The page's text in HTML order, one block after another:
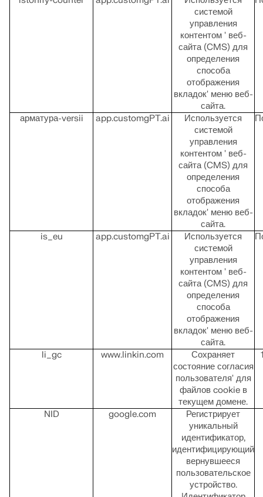
системой
управления
контентом ' веб-
сайта (CMS) для
определения
способа
отображения
вкладок' меню веб-
сайта.
арматура-versii app.customgPT.ai
Используется
системой
управления
контентом ' веб-
сайта (CMS) для
определения
способа
отображения
вкладок' меню веб-
сайта.
is_eu app.customgPT.ai
Используется
системой
управления
контентом ' веб-
сайта (CMS) для
определения
способа
отображения
вкладок' меню веб-
сайта.
li_gc www.linkin.com
Сохраняет
состояние согласия
пользователя' для
файлов cookie в
текущем домене.
NID google.com
Регистрирует
уникальный
идентификатор,
идентифицирующий
вернувшееся
пользовательское
устройство.